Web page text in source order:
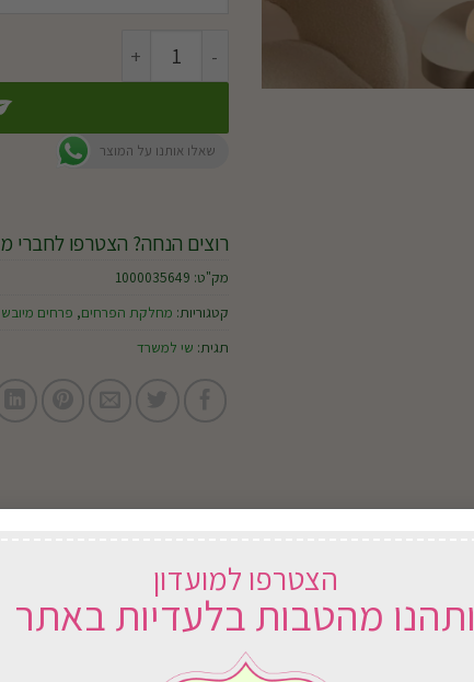
הצטרפו למועדון
ותהנו מהטבות בלעדיות באתר
כמות של סידור דנה
שאלו אותנו על המוצר
רוצים הנחה? הצטרפו לחברי
מק"ט: 1000035649
קטגוריות: מחלקת הפרחים, פרחים
תגית: שי למשרד